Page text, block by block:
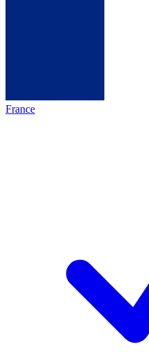
France